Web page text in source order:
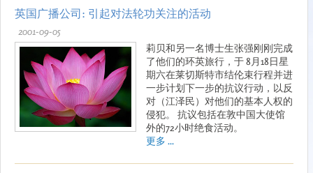
英国广播公司: 引起对法轮功关注的活动
2001-09-05
莉贝和另一名博士生张强刚刚完成
了他们的环英旅行，于 8月18日星
期六在莱切斯特市结伦束行程并进
一步计划下一步的抗议行动，以反
对（江泽民）对他们的基本人权的
侵犯。 抗议包括在敦中国大使馆
外的72小时绝食活动。
更多 ...